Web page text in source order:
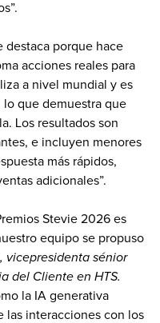
destaca porque hace
acciones reales para
a nivel mundial y es
que demuestra que
Los resultados son
e incluyen menores
más rápidos,
adicionales”.
Stevie 2026 es
equipo se propuso
vicepresidenta sénior
del Cliente en HTS.
la IA generativa
las interacciones con los